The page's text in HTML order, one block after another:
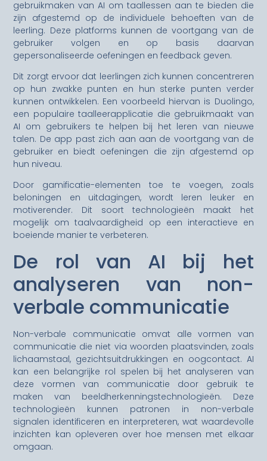
gebruikmaken van AI om taallessen aan te bieden die
zijn afgestemd op de individuele behoeften van de
leerling. Deze platforms kunnen de voortgang van de
gebruiker volgen en op basis daarvan
gepersonaliseerde oefeningen en feedback geven.
Dit zorgt ervoor dat leerlingen zich kunnen concentreren
op hun zwakke punten en hun sterke punten verder
kunnen ontwikkelen. Een voorbeeld hiervan is Duolingo,
een populaire taalleerapplicatie die gebruikmaakt van
AI om gebruikers te helpen bij het leren van nieuwe
talen. De app past zich aan aan de voortgang van de
gebruiker en biedt oefeningen die zijn afgestemd op
hun niveau.
Door gamificatie-elementen toe te voegen, zoals
beloningen en uitdagingen, wordt leren leuker en
motiverender. Dit soort technologieën maakt het
mogelijk om taalvaardigheid op een interactieve en
boeiende manier te verbeteren.
De rol van AI bij het
analyseren van non-
verbale communicatie
Non-verbale communicatie omvat alle vormen van
communicatie die niet via woorden plaatsvinden, zoals
lichaamstaal, gezichtsuitdrukkingen en oogcontact. AI
kan een belangrijke rol spelen bij het analyseren van
deze vormen van communicatie door gebruik te
maken van beeldherkenningstechnologieën. Deze
technologieën kunnen patronen in non-verbale
signalen identificeren en interpreteren, wat waardevolle
inzichten kan opleveren over hoe mensen met elkaar
omgaan.